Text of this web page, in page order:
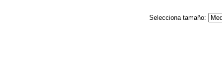
Selecciona tamaño: